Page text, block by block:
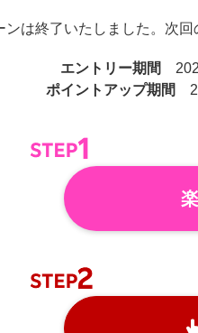
ンは終了いたしました。次
エントリー期間
ポイントアップ期間